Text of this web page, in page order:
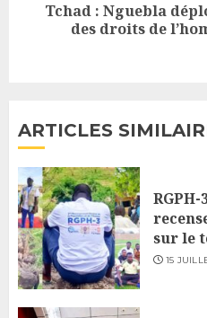
Next
Tchad : Nguebla
des droits de
ARTICLES
sur le
15